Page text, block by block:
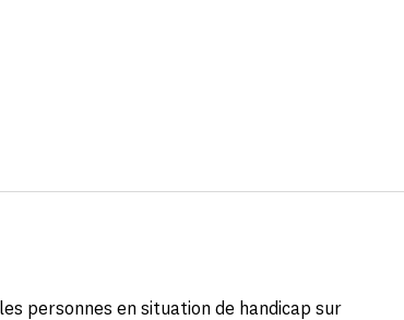
personnes en situation de handicap sur